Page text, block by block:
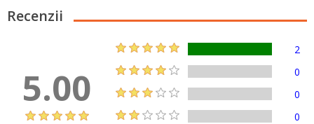
Recenzii
5.00
2
0
0
0